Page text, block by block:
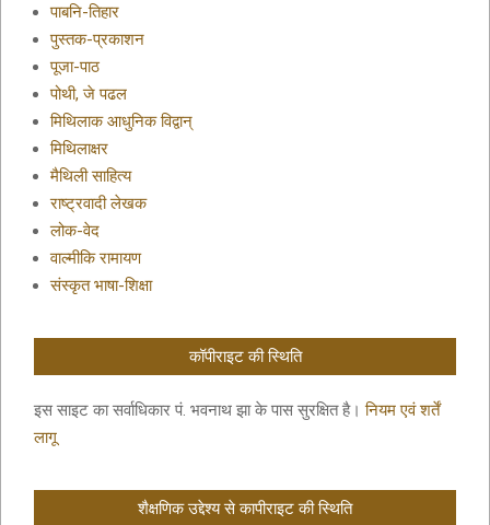
पाबनि-तिहार
पुस्तक-प्रकाशन
पूजा-पाठ
पोथी, जे पढल
मिथिलाक आधुनिक विद्वान्
मिथिलाक्षर
मैथिली साहित्य
राष्ट्रवादी लेखक
लोक-वेद
वाल्मीकि रामायण
संस्कृत भाषा-शिक्षा
कॉपीराइट की स्थिति
इस साइट का सर्वाधिकार पं. भवनाथ झा के पास सुरक्षित है।नियम एवं शर्तें
लागू
शैक्षणिक उद्देश्य से कापीराइट की स्थिति